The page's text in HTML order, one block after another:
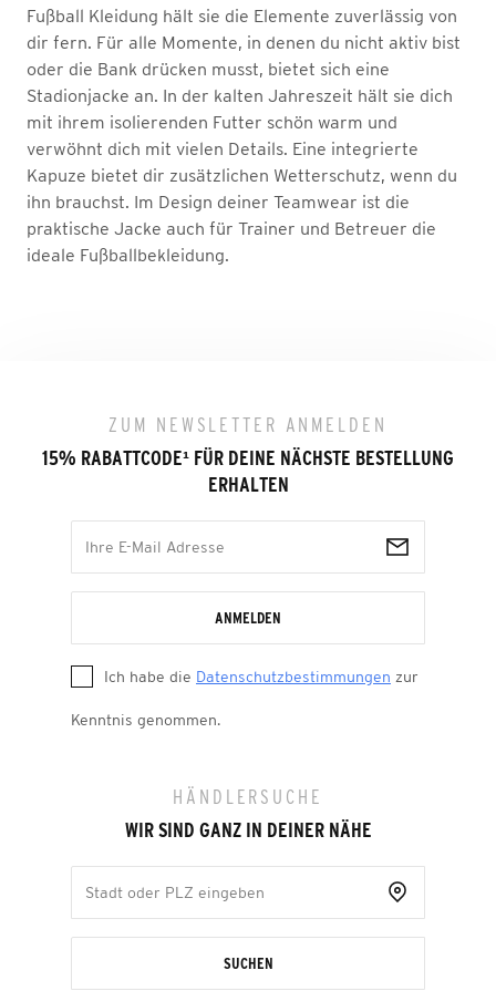
Fußball Kleidung hält sie die Elemente zuverlässig von
dir fern. Für alle Momente, in denen du nicht aktiv bist
oder die Bank drücken musst, bietet sich eine
Stadionjacke an. In der kalten Jahreszeit hält sie dich
mit ihrem isolierenden Futter schön warm und
verwöhnt dich mit vielen Details. Eine integrierte
Kapuze bietet dir zusätzlichen Wetterschutz, wenn du
ihn brauchst. Im Design deiner Teamwear ist die
praktische Jacke auch für Trainer und Betreuer die
ideale Fußballbekleidung.
ZUM NEWSLETTER ANMELDEN
15% RABATTCODE¹ FÜR DEINE NÄCHSTE BESTELLUNG
ERHALTEN
ANMELDEN
Ich habe die Datenschutzbestimmungen zur
Kenntnis genommen.
HÄNDLERSUCHE
WIR SIND GANZ IN DEINER NÄHE
SUCHEN